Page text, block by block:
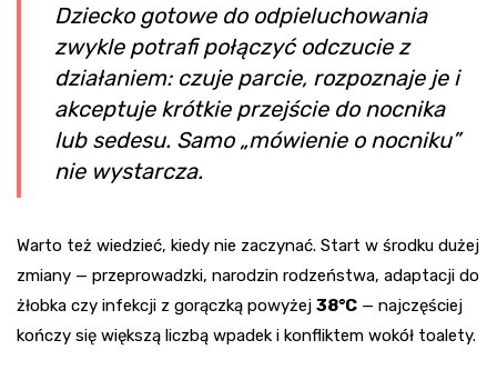
Dziecko gotowe do odpieluchowania
zwykle potrafi połączyć odczucie z
działaniem: czuje parcie, rozpoznaje je i
akceptuje krótkie przejście do nocnika
lub sedesu. Samo „mówienie o nocniku”
nie wystarcza.
Warto też wiedzieć, kiedy nie zaczynać. Start w środku dużej
zmiany — przeprowadzki, narodzin rodzeństwa, adaptacji do
żłobka czy infekcji z gorączką powyżej 38°C — najczęściej
kończy się większą liczbą wpadek i konfliktem wokół toalety.